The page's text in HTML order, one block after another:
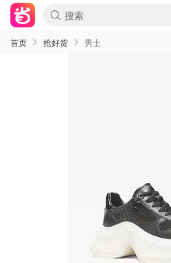
首页 抢好货 男士